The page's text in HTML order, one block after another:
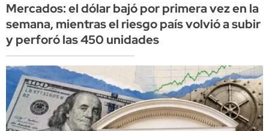
Mercados: el dólar bajó por primera vez en la
semana, mientras el riesgo país volvió a subir
y perforó las 450 unidades